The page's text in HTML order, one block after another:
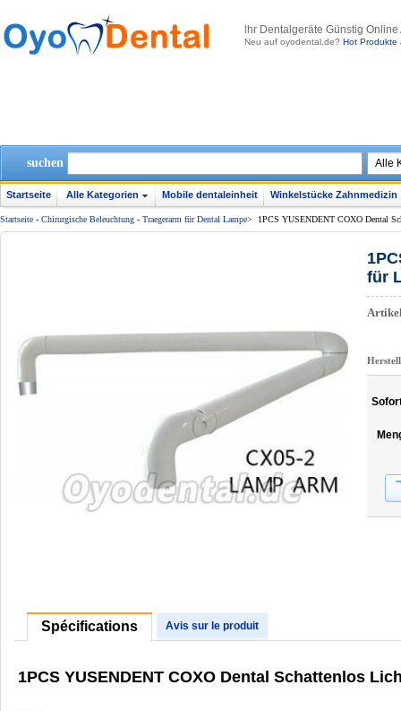
lhr Dentalgeräte Günstig
Neu auf oyodental.de? Hot Produkte
suchen
Startseite Alle Kategorien Mobile dentaleinheit Winkelstücke Zahnmedizin
Startseite - Chirurgische Beleuchtung - Traegerarm für Dental Lampe> 1PCS YUSENDENT COXO Dental
für
Spécifications Avis sur le produit
1PCS YUSENDENT COXO Dental Schattenlos